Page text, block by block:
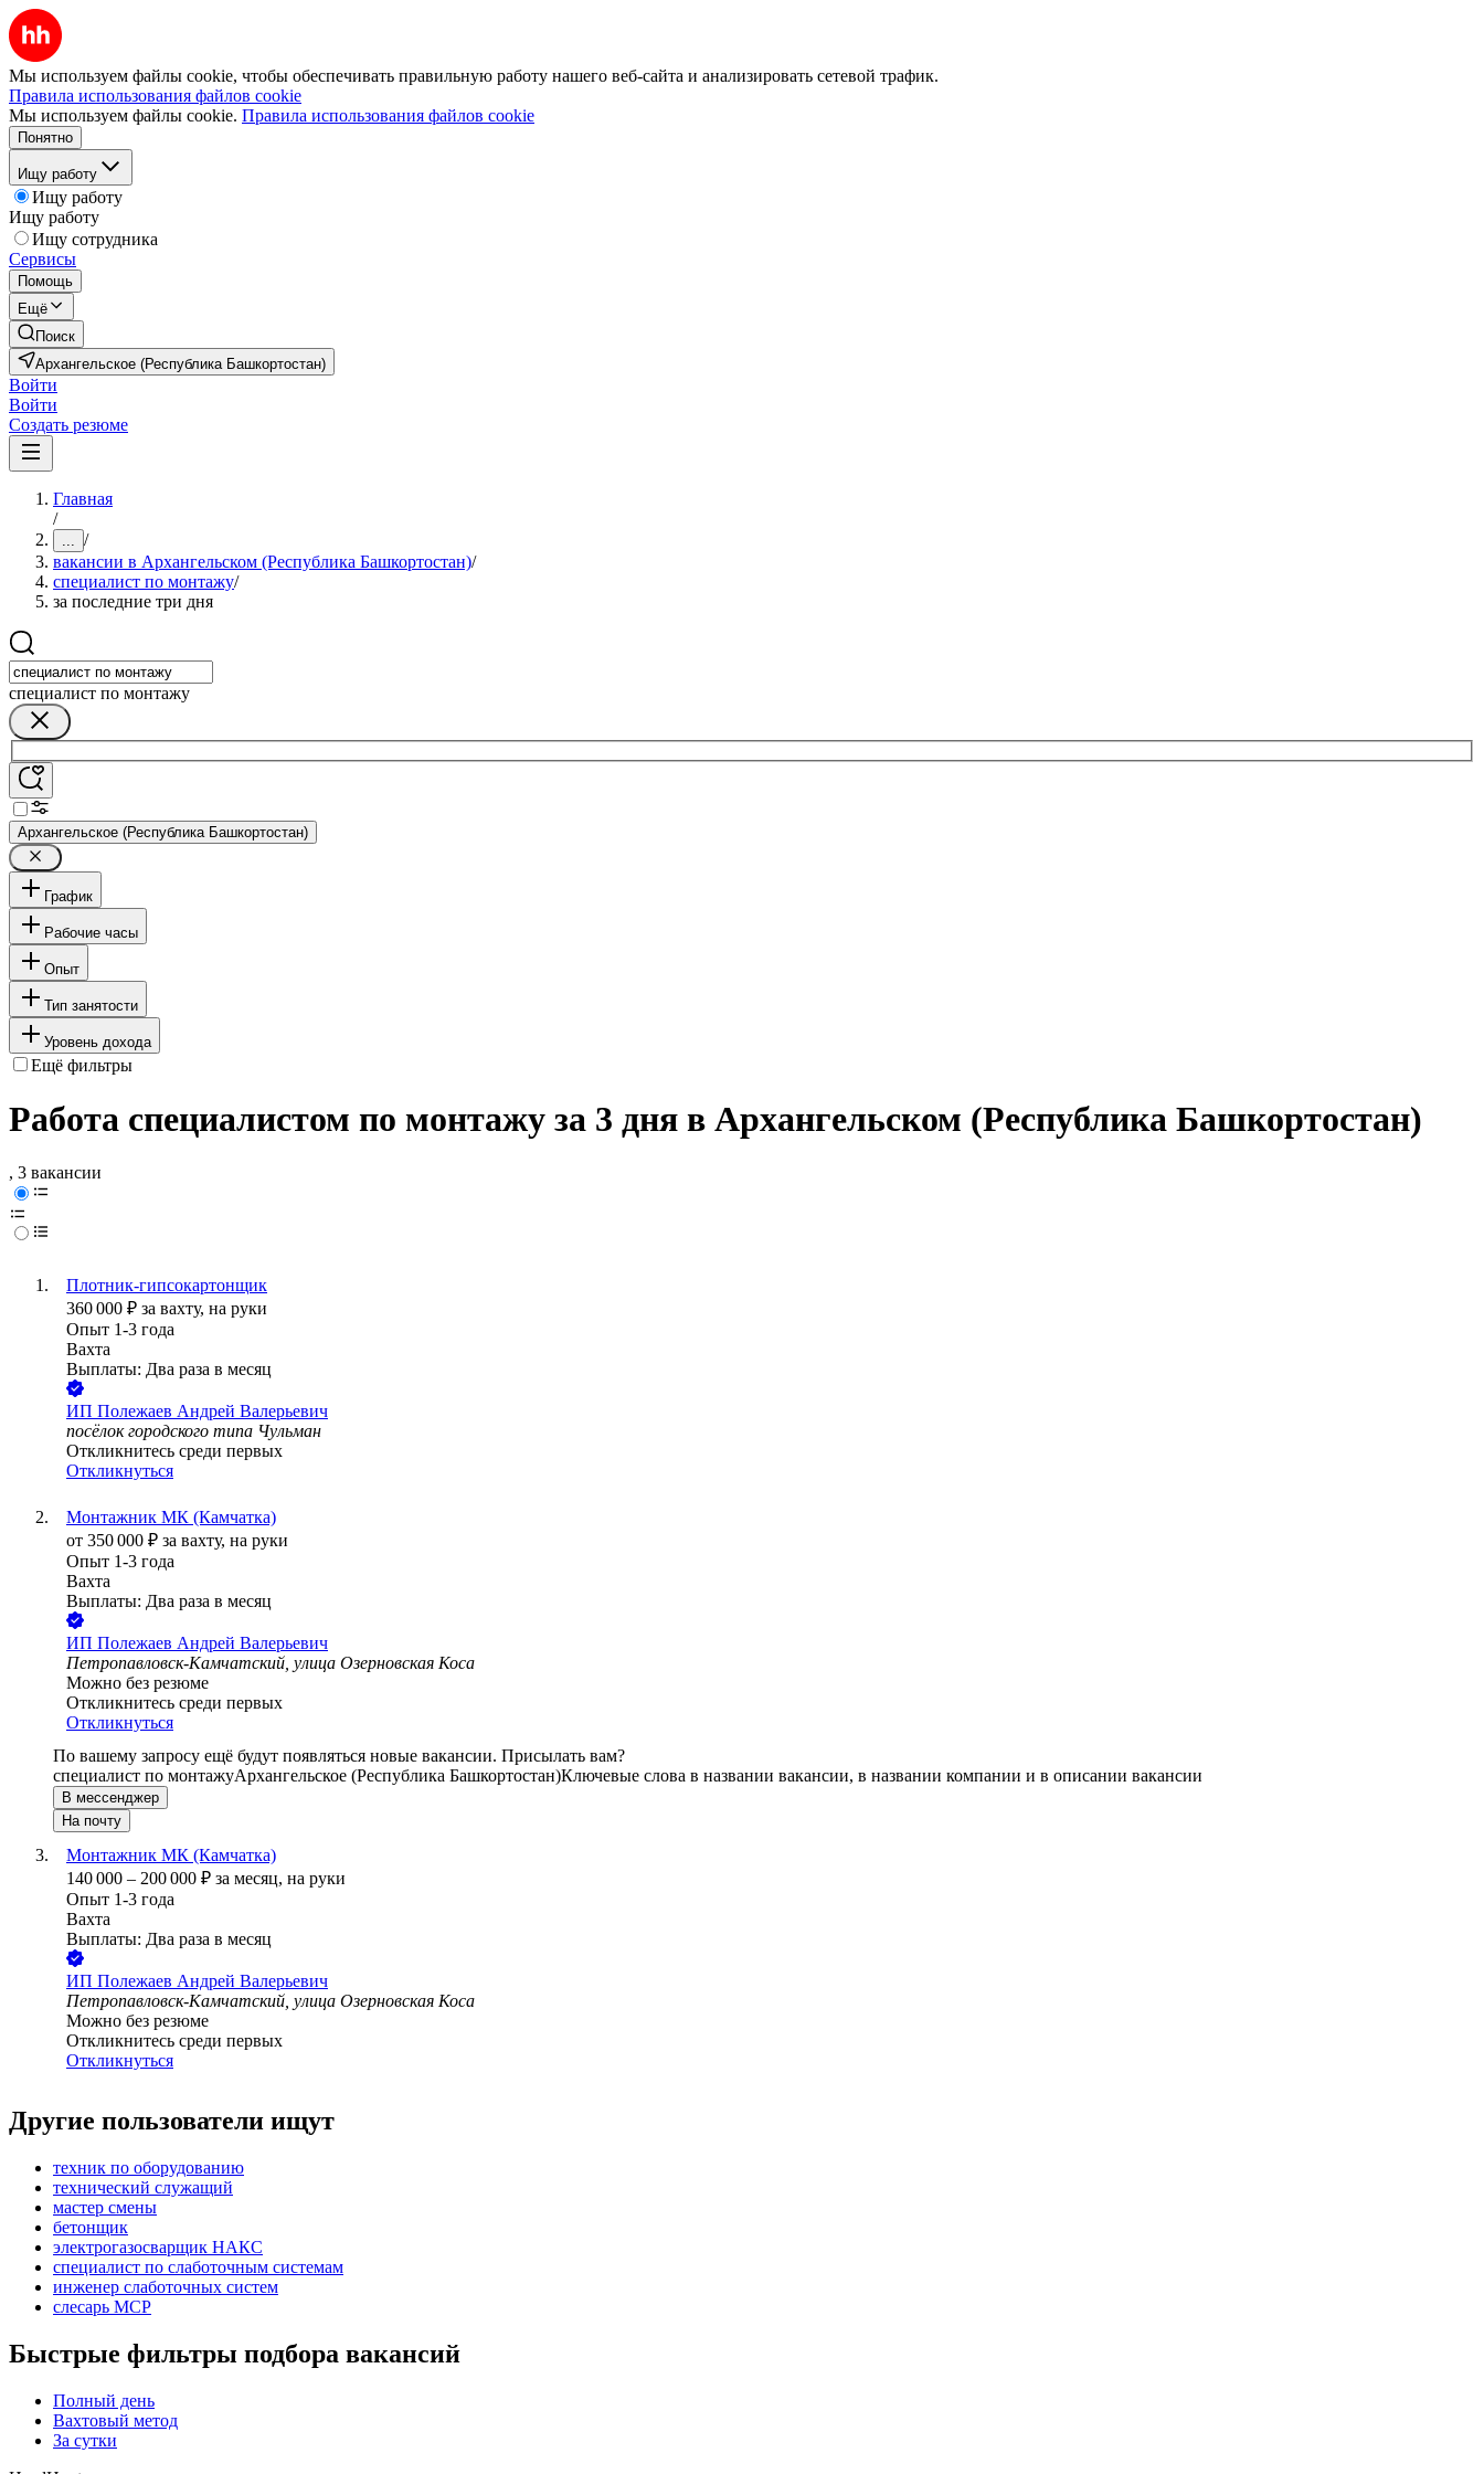
Мы используем файлы cookie, чтобы обеспечивать правильную работу нашего веб-сайта и анализировать сетевой трафик.
Правила использования файлов cookie
Мы используем файлы cookie. Правила использования файлов cookie
Понятно
Ищу работу
Ищу работу
Ищу работу
Ищу сотрудника
Сервисы
Помощь
Ещё
Поиск
Архангельское (Республика Башкортостан)
Войти
Войти
Создать резюме
Главная
/
... /
вакансии в Архангельском (Республика Башкортостан)/
специалист по монтажу/
за последние три дня
специалист по монтажу
Архангельское (Республика Башкортостан)
График
Рабочие часы
Опыт
Тип занятости
Уровень дохода
Ещё фильтры
Работа специалистом по монтажу за 3 дня в Архангельском (Республика Башкортостан)
, 3 вакансии
Плотник-гипсокартонщик
360 000 ₽ за вахту, на руки
Опыт 1-3 года
Вахта
Выплаты: Два раза в месяц
ИП Полежаев Андрей Валерьевич
посёлок городского типа Чульман
Откликнитесь среди первых
Откликнуться
Монтажник МК (Камчатка)
от 350 000 ₽ за вахту, на руки
Опыт 1-3 года
Вахта
Выплаты: Два раза в месяц
ИП Полежаев Андрей Валерьевич
Петропавловск-Камчатский, улица Озерновская Коса
Можно без резюме
Откликнитесь среди первых
Откликнуться
По вашему запросу ещё будут появляться новые вакансии. Присылать вам?
специалист по монтажуАрхангельское (Республика Башкортостан)Ключевые слова в названии вакансии, в названии компании и в описании вакансии
В мессенджер
На почту
Монтажник МК (Камчатка)
140 000 – 200 000 ₽ за месяц, на руки
Опыт 1-3 года
Вахта
Выплаты: Два раза в месяц
ИП Полежаев Андрей Валерьевич
Петропавловск-Камчатский, улица Озерновская Коса
Можно без резюме
Откликнитесь среди первых
Откликнуться
Другие пользователи ищут
техник по оборудованию
технический служащий
мастер смены
бетонщик
электрогазосварщик НАКС
специалист по слаботочным системам
инженер слаботочных систем
слесарь МСР
Быстрые фильтры подбора вакансий
Полный день
Вахтовый метод
За сутки